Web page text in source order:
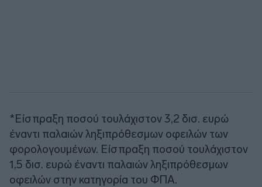
*Είσπραξη ποσού τουλάχιστον 3,2 δισ. ευρώ
έναντι παλαιών ληξιπρόθεσμων οφειλών των
φορολογουμένων. Είσπραξη ποσού τουλάχιστον
1,5 δισ. ευρώ έναντι παλαιών ληξιπρόθεσμων
οφειλών στην κατηγορία του ΦΠΑ.